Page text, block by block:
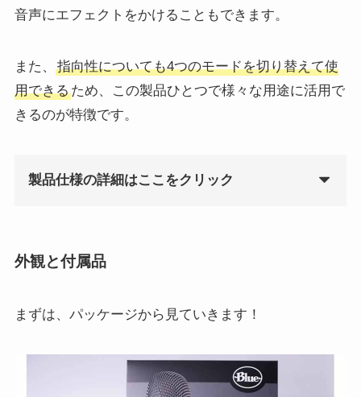
音声にエフェクトをかけることもできます。
また、
指向性についても4つのモードを切り替えて使
用できるため、この製品ひとつで様々な用途に活用で
きるのが特徴です。
製品仕様の詳細はここをクリック
電源条件/消費電力 62mA-203mA
外観と付属品
まずは、パッケージから見ていきます！